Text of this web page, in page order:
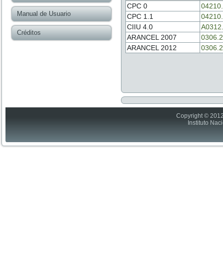
Manual de Usuario
Créditos
CPC 0
CPC 1.1
CIIU 4.0
ARANCEL 2007
ARANCEL 2012
Copyright ©
Instituto